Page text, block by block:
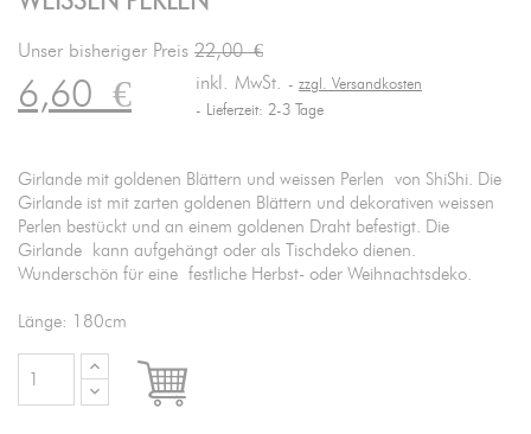
Unser bisheriger Preis 22,00 €
6,60€ inkl. MwSt.
zzgl. Versandkosten
Lieferzeit: 2-3 Tage
Girlande mit goldenen Blättern und weissen Perlen von ShiShi. Die
Girlande ist mit zarten goldenen Blättern und dekorativen weissen
Perlen bestückt und an einem goldenen Draht befestigt. Die
Girlande kann aufgehängt oder als Tischdeko dienen.
Wunderschön für eine festliche Herbst- oder Weihnachtsdeko.
Länge: 180cm
